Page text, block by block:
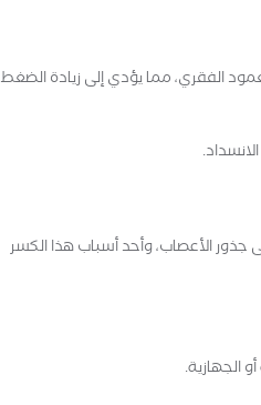
الفقري، مما يؤدي إلى زيادة الضغط
الأعصاب، وأحد أسباب هذا الكسر
الجهازية.